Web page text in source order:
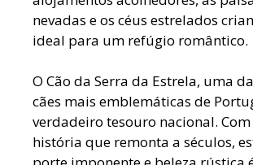
nevadas e os céus estrelados
ideal para um refúgio romântico.
O Cão da Serra da Estrela, uma
cães mais emblemáticas de
verdadeiro tesouro nacional.
história que remonta a séculos,